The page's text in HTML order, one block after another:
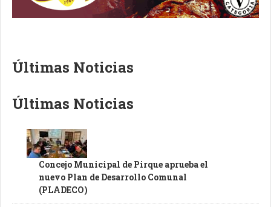
Últimas Noticias
Últimas Noticias
Concejo Municipal de Pirque aprueba el
nuevo Plan de Desarrollo Comunal
(PLADECO)